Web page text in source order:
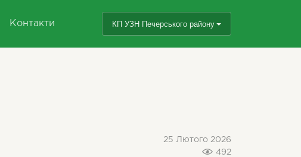
Контакти КП УЗН Печерського району
25 Лютого 2026
492